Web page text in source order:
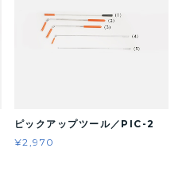
ピックアップツール／PIC-2
¥2,970